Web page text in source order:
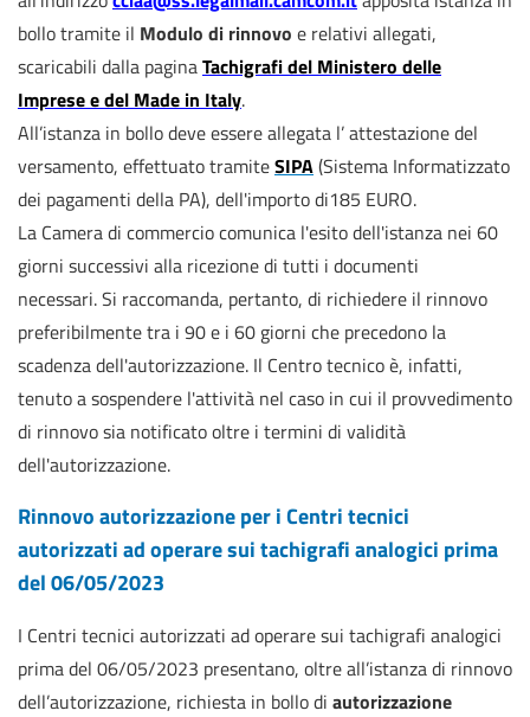
bollo tramite il Modulo di rinnovo e relativi allegati,
scaricabili dalla paginaTachigrafi del Ministero delle
Imprese e del Made in Italy.
All’istanza in bollo deve essere allegata l’ attestazione del
versamento, effettuato tramiteSIPA(Sistema Informatizzato
dei pagamenti della PA), dell'importo di185 EURO.
La Camera di commercio comunica l'esito dell'istanza nei 60
giorni successivi alla ricezione di tutti i documenti
necessari. Si raccomanda, pertanto, di richiedere il rinnovo
preferibilmente tra i 90 e i 60 giorni che precedono la
scadenza dell'autorizzazione. Il Centro tecnico è, infatti,
tenuto a sospendere l'attività nel caso in cui il provvedimento
di rinnovo sia notificato oltre i termini di validità
dell'autorizzazione.
Rinnovo autorizzazione per i Centri tecnici
autorizzati ad operare sui tachigrafi analogici prima
del 06/05/2023
I Centri tecnici autorizzati ad operare sui tachigrafi analogici
prima del 06/05/2023 presentano, oltre all’istanza di rinnovo
dell’autorizzazione, richiesta in bollo di autorizzazione